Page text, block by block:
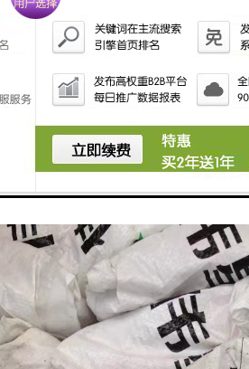
，打到12KG，试验压力下30分钟内压力
现漏水，不便维修提醒：如发现墙漆发